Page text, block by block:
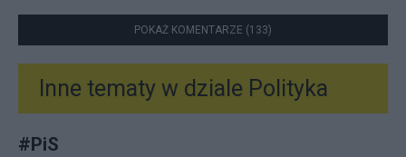
POKAŻ KOMENTARZE (133)
Inne tematy w dziale Polityka
#PiS